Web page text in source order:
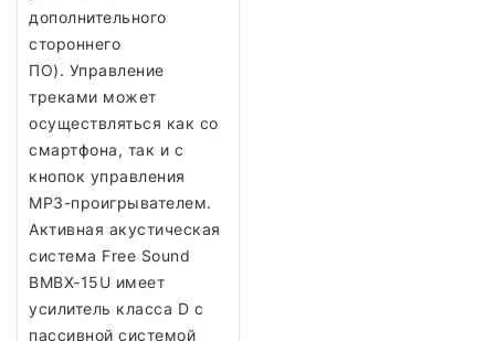
дополнительного
стороннего
ПО). Управление
треками может
осуществляться как со
смартфона, так и с
кнопок управления
MP3-проигрывателем.
Активная акустическая
система Free Sound
BMBX-15U имеет
усилитель класса D с
пассивной системой